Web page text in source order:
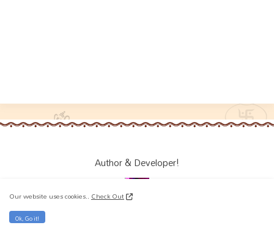
Author & Developer!
OM: I'm Koteshwar, A Web developer | Author | Dharma Analyst |
Our website uses cookies..Check Out
Ok, Go it!